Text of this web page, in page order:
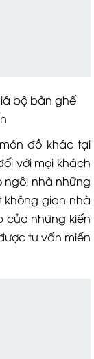
bộ bàn ghế
đồ khác tại
với mọi khách
ngôi nhà những
không gian nhà
của những kiến
tư vấn miến